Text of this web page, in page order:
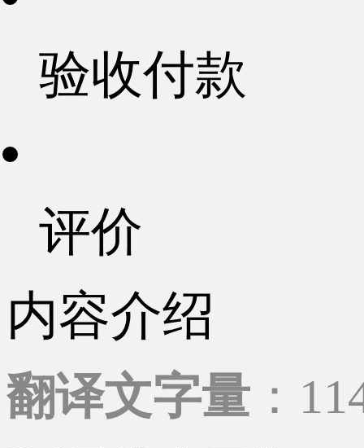
验收付款
评价
内容介绍
翻译文字量 ：